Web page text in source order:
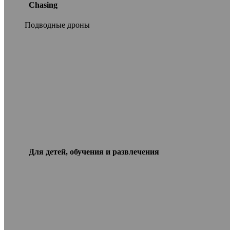
Chasing
Подводные дроны
Для детей, обучения и развлечения